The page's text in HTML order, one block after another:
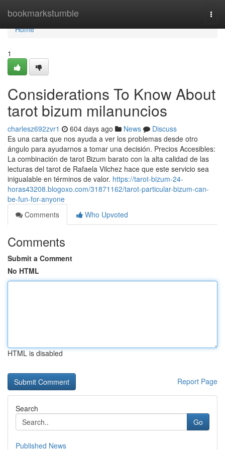
bookmarkstumble
Home
Home
1
Considerations To Know About
tarot bizum milanuncios
charlesz692zvr1 604 days ago News
Discuss
Es una carta que nos ayuda a ver los problemas desde otro
ángulo para ayudarnos a tomar una decisión. Precios Accesibles:
La combinación de tarot Bizum barato con la alta calidad de las
lecturas del tarot de Rafaela Vilchez hace que este servicio sea
inigualable en términos de valor. https://tarot-bizum-24-
horas43208.blogoxo.com/31871162/tarot-particular-bizum-can-
be-fun-for-anyone
Comments
Who Upvoted
Comments
Submit a Comment
No HTML
HTML is disabled
Report Page
Search
Go
Published News